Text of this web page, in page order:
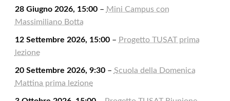
28 Giugno 2026, 15:00– Mini Campus con
Massimiliano Botta
12 Settembre 2026, 15:00– Progetto TUSAT prima
lezione
20 Settembre 2026, 9:30– Scuola della Domenica
Mattina prima lezione